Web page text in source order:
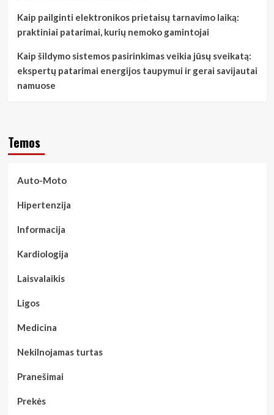
Kaip pailginti elektronikos prietaisų tarnavimo laiką:
praktiniai patarimai, kurių nemoko gamintojai
Kaip šildymo sistemos pasirinkimas veikia jūsų sveikatą:
ekspertų patarimai energijos taupymui ir gerai savijautai
namuose
Temos
Auto-Moto
Hipertenzija
Informacija
Kardiologija
Laisvalaikis
Ligos
Medicina
Nekilnojamas turtas
Pranešimai
Prekės